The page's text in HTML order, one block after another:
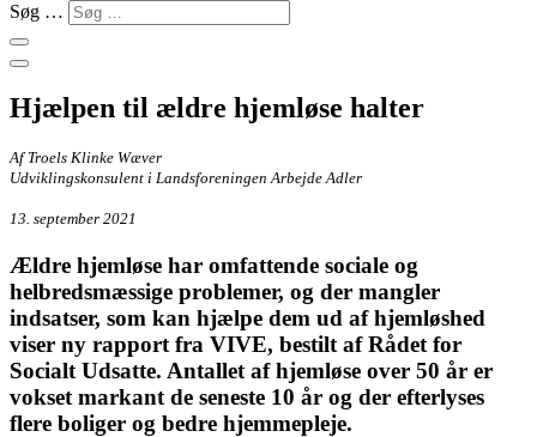
Søg …
Hjælpen til ældre hjemløse halter
Af Troels Klinke Wæver
Udviklingskonsulent i Landsforeningen Arbejde Adler
13. september 2021
Ældre hjemløse har omfattende sociale og
helbredsmæssige problemer, og der mangler
indsatser, som kan hjælpe dem ud af hjemløshed
viser ny rapport fra VIVE, bestilt af Rådet for
Socialt Udsatte. Antallet af hjemløse over 50 år er
vokset markant de seneste 10 år og der efterlyses
flere boliger og bedre hjemmepleje.